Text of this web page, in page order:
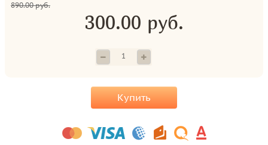
890.00 руб.
300.00 руб.
Купить